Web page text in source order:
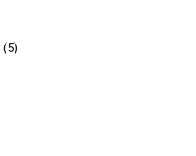
(5)